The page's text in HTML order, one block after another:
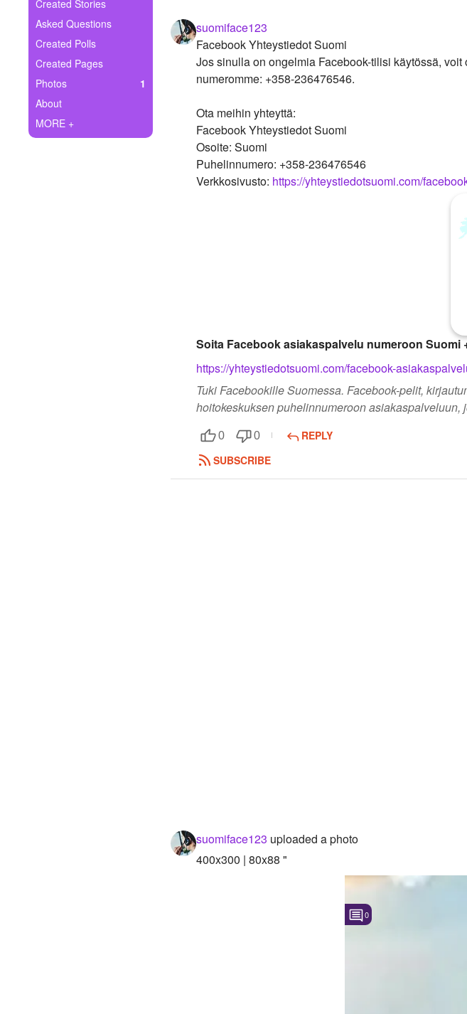
Ask Question
Create Poll
Create Page
Created Stories
Asked Questions
Created Polls
Created Pages
Photos
1
About
MORE +
suomiface123
Facebook Yhteystiedot Suomi
Jos sinulla on ongelmia Facebook-tilisi käytössä,
numeromme: +358-236476546.
Ota meihin yhteyttä:
Facebook Yhteystiedot Suomi
Osoite: Suomi
Puhelinnumero: +358-236476546
Verkkosivusto: https://yhteystiedotsuomi.com/
Soita Facebook asiakaspalvelu numeroon Suomi
https://yhteystiedotsuomi.com/facebook-
Tuki Facebookille Suomessa. Facebook-pelit,
hoitokeskuksen puhelinnumeroon
0 0
REPLY
SUBSCRIBE
suomiface123 uploaded a photo
400x300 | 80x88 "
0